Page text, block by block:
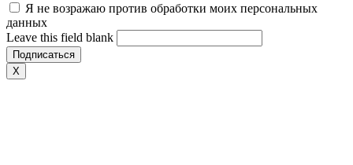
Я не возражаю против обработки моих персональных
данных
Leave this field blank
X